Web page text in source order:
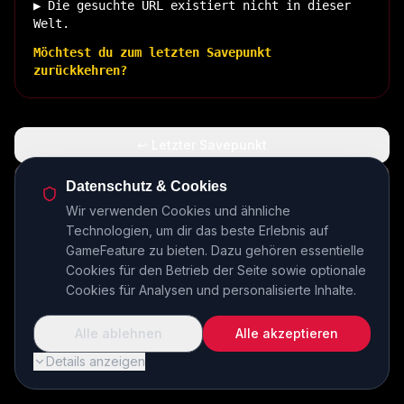
▶ Die gesuchte URL existiert nicht in dieser
Welt.
Möchtest du zum letzten Savepunkt
zurückkehren?
🏠 Zurück zur Basis
INSERT COIN TO CONTINUE...
Datenschutz & Cookies
Wir verwenden Cookies und ähnliche
Technologien, um dir das beste Erlebnis auf
GameFeature zu bieten. Dazu gehören essentielle
Cookies für den Betrieb der Seite sowie optionale
Cookies für Analysen und personalisierte Inhalte.
Details anzeigen
Alle ablehnen Alle akzeptieren